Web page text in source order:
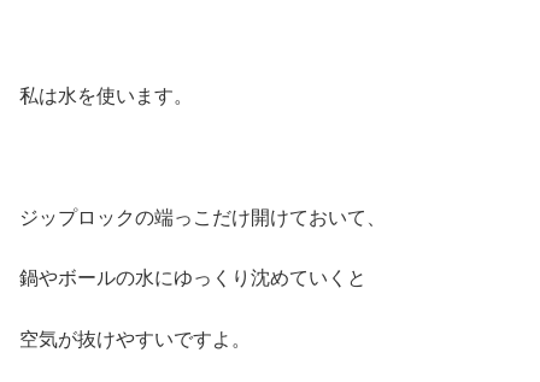
私は水を使います。
ジップロックの端っこだけ開けておいて、
鍋やボールの水にゆっくり沈めていくと
空気が抜けやすいですよ。